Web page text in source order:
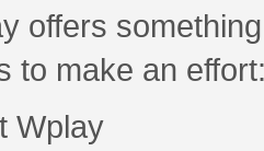
offers
to make an
Wplay